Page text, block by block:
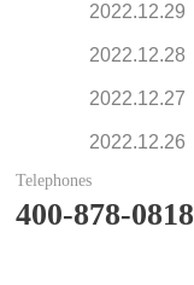
2022.12.29
2022.12.28
2022.12.27
2022.12.26
Telephones
400-878-0818